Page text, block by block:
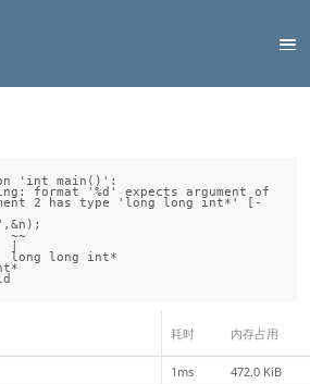
'int main()':
format '%d' expects argument of
2 has type 'long long int*' [-
耗时 内存占用
1ms 472.0 KiB